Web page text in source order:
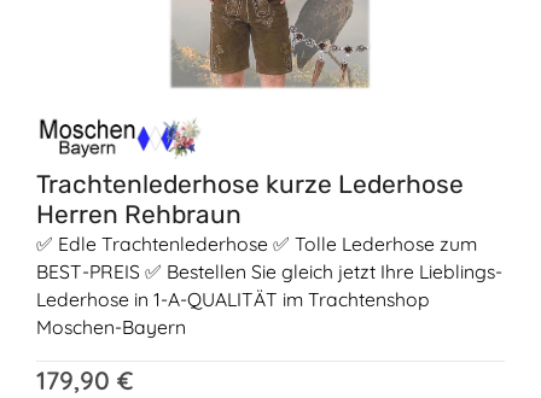
Trachtenlederhose kurze Lederhose
Herren Rehbraun
✅ Edle Trachtenlederhose ✅ Tolle Lederhose zum
BEST-PREIS ✅ Bestellen Sie gleich jetzt Ihre Lieblings-
Lederhose in 1-A-QUALITÄT im Trachtenshop
Moschen-Bayern
Regulärer Preis:
179,90 €